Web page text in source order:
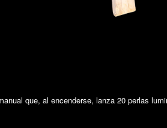
que, al encenderse, lanza 20 perlas